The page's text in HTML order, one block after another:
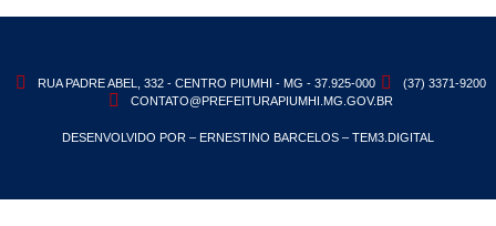
RUA PADRE ABEL, 332 - CENTRO PIUMHI - MG - 37.925-000
(37) 3371-9200
CONTATO@PREFEITURAPIUMHI.MG.GOV.BR
DESENVOLVIDO POR – ERNESTINO BARCELOS – TEM3.DIGITAL